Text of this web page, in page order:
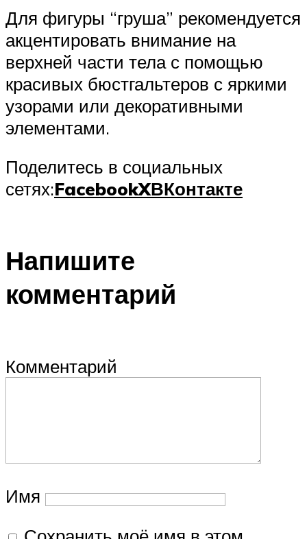
Для фигуры “груша” рекомендуется
акцентировать внимание на
верхней части тела с помощью
красивых бюстгальтеров с яркими
узорами или декоративными
элементами.
Поделитесь в социальных
сетях:FacebookXВКонтакте
Напишите
комментарий
Комментарий
Имя